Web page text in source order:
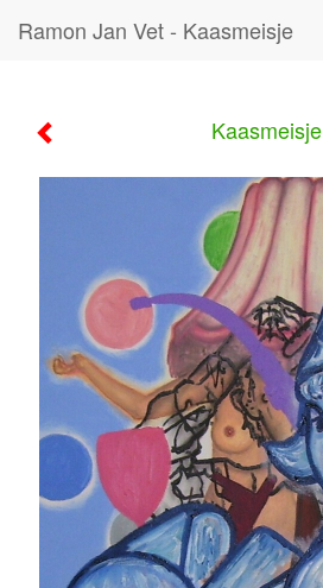
Ramon Jan Vet - Kaasmeisje
Kaasmeisje